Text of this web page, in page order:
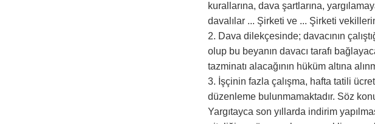
kurallarına, dava şartlarına,
davalılar ... Şirketi ve ... Şirketi
2. Dava dilekçesinde; davacının
olup bu beyanın davacı tarafı
tazminatı alacağının hüküm altına
3. İşçinin fazla çalışma, hafta tatili
düzenleme bulunmamaktadır. Söz
Yargıtayca son yıllarda indirim